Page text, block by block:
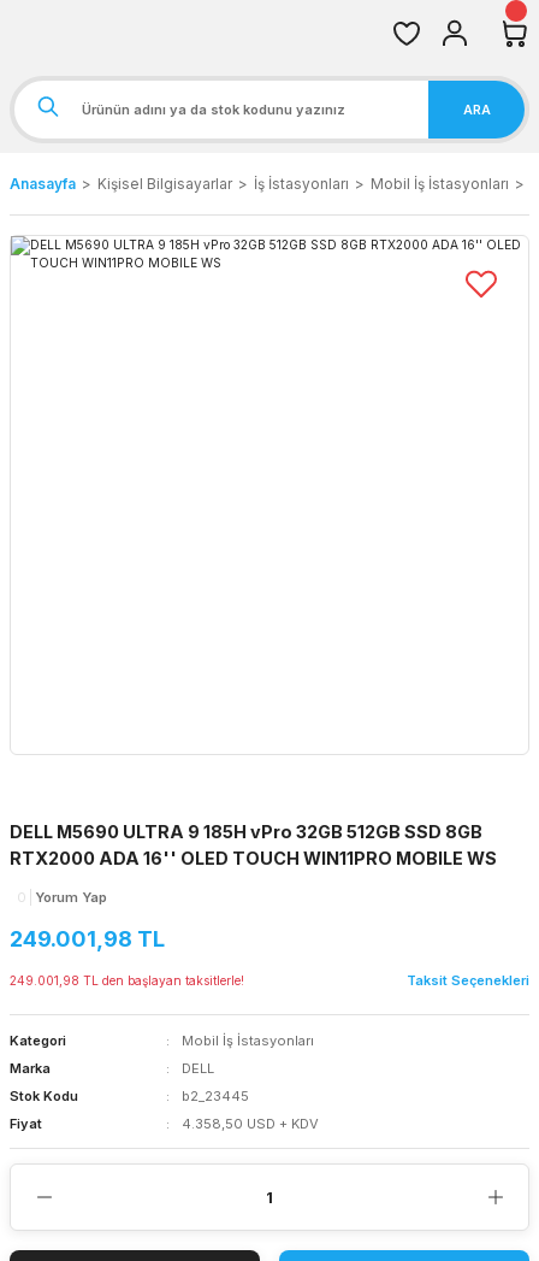
ARA
Anasayfa Kişisel Bilgisayarlar İş İstasyonları Mobil İş İstasyonları
DELL M5690 ULTRA 9 185H vPro 32GB 512GB SSD 8GB
RTX2000 ADA 16'' OLED TOUCH WIN11PRO MOBILE WS
0 Yorum Yap
249.001,98 TL
249.001,98 TL den başlayan taksitlerle! Taksit Seçenekleri
Kategori
Mobil İş İstasyonları
Marka
DELL
Stok Kodu
b2_23445
Fiyat
4.358,50 USD + KDV